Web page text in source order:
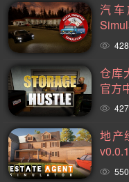
即时战略(215)
动作
太空(193)
血腥(183)
街机(175)
驾驶(169)
选择取向(161)
视觉小
横向滚屏(154)
卡通风
第三人称(147)
益智休
僵尸(129)
枪战射击(128)
汽车
428
仓库
官方
427
地产
550